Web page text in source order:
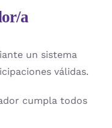
a
un sistema
válidas.
cumpla todos